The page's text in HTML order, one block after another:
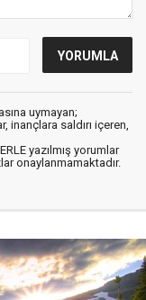
uymayan;
inançlara saldırı içeren,
yazılmış yorumlar
onaylanmamaktadır.